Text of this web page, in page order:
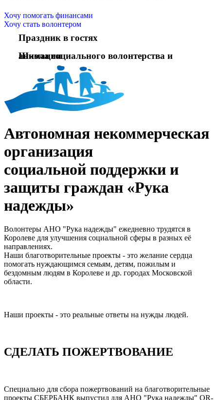
Хочу помогать финансами
Хочу стать волонтером
Праздник в гостях
Школа социального волонтерства и анимации
Автономная некоммерческая
организация
социальной поддержки и
защиты граждан «Рука
надежды»
Волонтеры АНО "Рука надежды" ежедневно трудятся в
Королеве для улучшения социальной сферы в разных её
направлениях.
Наши благотворительные проекты - это желание сердца
помогать нуждающимся семьям, детям, пожилым и
бездомным людям в Королеве и др. городах Московской
области.
Наши проекты - это реальные ответы на нужды людей.
СДЕЛАТЬ ПОЖЕРТВОВАНИЕ
Специально для сбора пожертвований на благотворительные
проекты СБЕРБАНК выпустил для АНО "Рука надежды" QR-